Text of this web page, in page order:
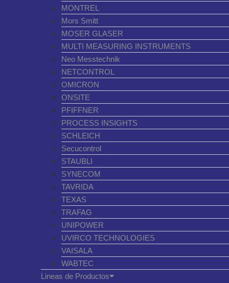
MONTREL
Mors Smitt
MOSER GLASER
MULTI MEASURING INSTRUMENTS
Neo Messtechnik
NETCONTROL
OMICRON
ONSITE
PFIFFNER
PROCESS INSIGHTS
SCHLEICH
Secucontrol
STAUBLI
SYNECOM
TAVRIDA
TEXAS
TRAFAG
UNIPOWER
UVIRCO TECHNOLOGIES
VAISALA
WABTEC
Lineas de Productos